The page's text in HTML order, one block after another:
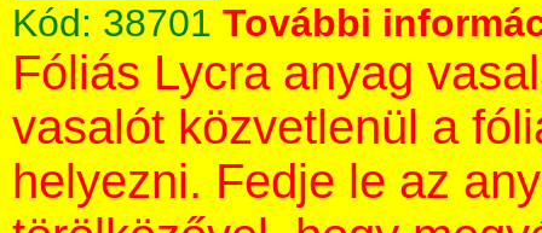
Kód: 38701 További
Fóliás Lycra anyag
vasalót közvetlenül a
helyezni. Fedje le az